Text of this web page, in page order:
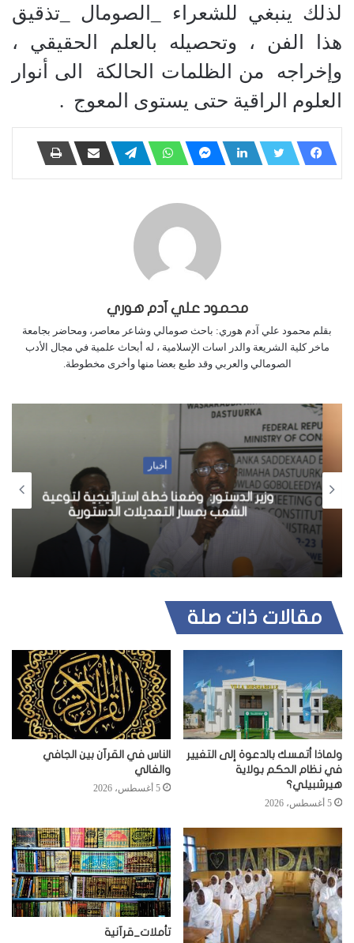
لذلك ينبغي للشعراء _الصومال _تذقيق
هذا الفن ، وتحصيله بالعلم الحقيقي ،
وإخراجه من الظلمات الحالكة الى أنوار
العلوم الراقية حتى يستوى المعوج .
محمود علي آدم هوري
بقلم محمود علي آدم هوري: باحث صومالي وشاعر معاصر، ومحاضر بجامعة
ماخر كلية الشريعة والدر اسات الإسلامية ، له أبحاث علمية في مجال الأدب
الصومالي والعربي وقد طبع بعضا منها وأخرى مخطوطة.
وزير الدستور: وضعنا خطة استراتيجية لتوعية
الشعب بمسار التعديلات الدستورية
مقالات ذات صلة
ولماذا أتمسك بالدعوة إلى التغيير
في نظام الحكم بولاية
هيرشبيلي؟
5 أغسطس، 2026
الناس في القرآن بين الجافي
والغالي
5 أغسطس، 2026
تأملات_قرآنية